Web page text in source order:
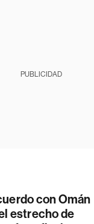
PUBLICIDAD
con Omán
estrecho de